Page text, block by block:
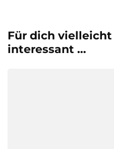
Für dich
interessant …